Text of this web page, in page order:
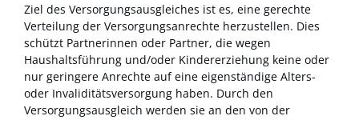
Ziel des Versorgungsausgleiches ist es, eine gerechte
Verteilung der Versorgungsanrechte herzustellen. Dies
schützt Partnerinnen oder Partner, die wegen
Haushaltsführung und/oder Kindererziehung keine oder
nur geringere Anrechte auf eine eigenständige Alters-
oder Invaliditätsversorgung haben. Durch den
Versorgungsausgleich werden sie an den von der